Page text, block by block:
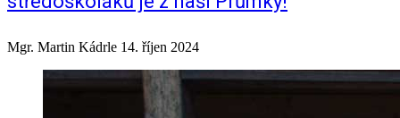
Mgr. Martin Kádrle 14. říjen 2024